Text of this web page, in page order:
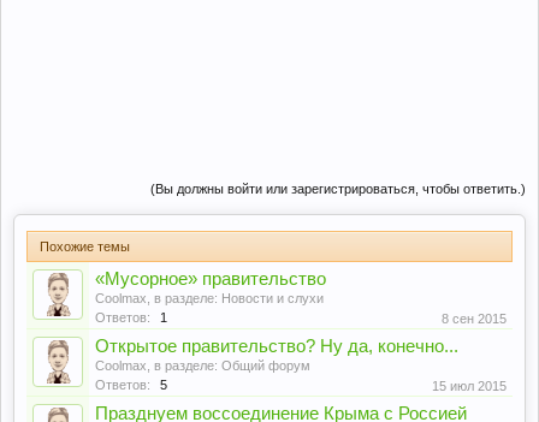
(Вы должны войти или зарегистрироваться, чтобы ответить.)
Похожие темы
«Мусорное» правительство
Coolmax , в разделе: Новости и слухи
Ответов:
1 8 сен 2015
Открытое правительство? Ну да, конечно...
Coolmax , в разделе: Общий форум
Ответов:
5 15 июл 2015
Празднуем воссоединение Крыма с Россией